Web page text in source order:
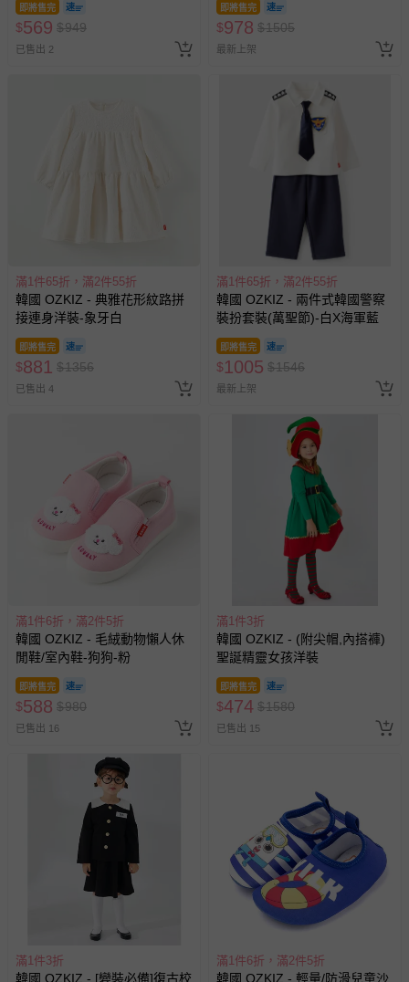
即將售完
$569 $949
已售出 2
即將售完
$978 $1505
最新上架
滿1件65折，滿2件55折
韓國 OZKIZ - 典雅花形紋路拼
接連身洋裝-象牙白
即將售完
$881 $1356
已售出 4
滿1件65折，滿2件55折
韓國 OZKIZ - 兩件式韓國警察
裝扮套裝(萬聖節)-白X海軍藍
即將售完
$1005 $1546
最新上架
滿1件6折，滿2件5折
韓國 OZKIZ - 毛絨動物懶人休
閒鞋/室內鞋-狗狗-粉
即將售完
$588 $980
已售出 16
滿1件3折
韓國 OZKIZ - (附尖帽,內搭褲)
聖誕精靈女孩洋裝
即將售完
$474 $1580
已售出 15
滿1件3折
韓國 OZKIZ - [變裝必備]復古校
滿1件6折，滿2件5折
韓國 OZKIZ - 輕量/防滑兒童沙